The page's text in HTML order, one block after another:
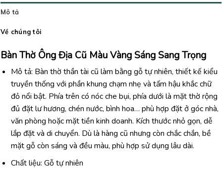
Mô tả
Về chúng tôi
Bàn Thờ Ông Địa Cũ Màu Vàng Sáng Sang Trọng
Mô tả: Bàn thờ thần tài cũ làm bằng gỗ tự nhiên, thiết kế kiểu
truyền thống với phần khung chạm nhẹ và tấm hậu khắc chữ
đỏ nổi bật. Phía trên có nóc che bụi, phía dưới là mặt thờ rộng
đủ đặt lư hương, chén nước, bình hoa… phù hợp đặt ở góc nhà,
văn phòng hoặc mặt tiền kinh doanh. Kích thước nhỏ gọn, dễ
lắp đặt và di chuyển. Dù là hàng cũ nhưng còn chắc chắn, bề
mặt gỗ còn sáng và đều màu, phù hợp sử dụng lâu dài.
Chất liệu: Gỗ tự nhiên